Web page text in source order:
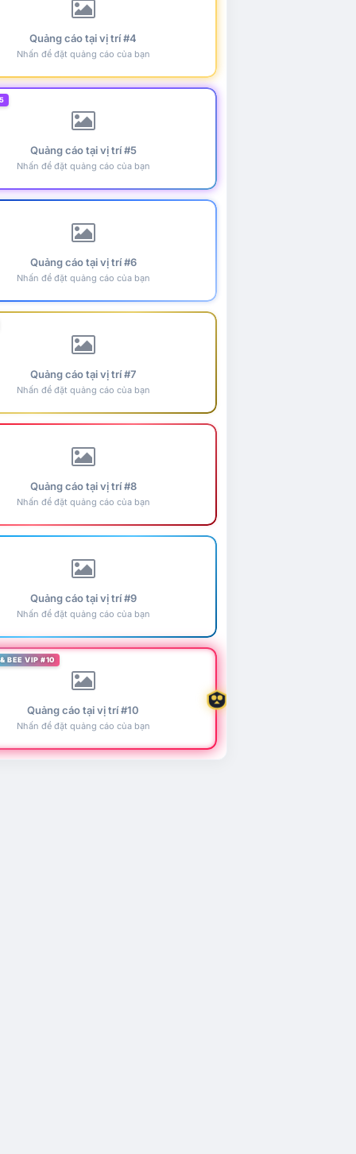
Quảng cáo tại vị trí #4
Nhấn để đặt quảng cáo của bạn
Quảng cáo tại vị trí #5
Nhấn để đặt quảng cáo của bạn
Quảng cáo tại vị trí #6
Nhấn để đặt quảng cáo của bạn
Quảng cáo tại vị trí #7
Nhấn để đặt quảng cáo của bạn
Quảng cáo tại vị trí #8
Nhấn để đặt quảng cáo của bạn
Quảng cáo tại vị trí #9
Nhấn để đặt quảng cáo của bạn
BEE VIP #10
Quảng cáo tại vị trí #10
Nhấn để đặt quảng cáo của bạn